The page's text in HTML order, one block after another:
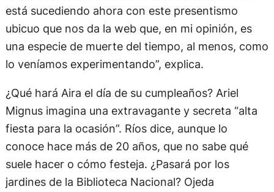
está sucediendo ahora con este presentismo
ubicuo que nos da la web que, en mi opinión, es
una especie de muerte del tiempo, al menos, como
lo veníamos experimentando”, explica.
¿Qué hará Aira el día de su cumpleaños? Ariel
Mignus imagina una extravagante y secreta “alta
fiesta para la ocasión”. Ríos dice, aunque lo
conoce hace más de 20 años, que no sabe qué
suele hacer o cómo festeja. ¿Pasará por los
jardines de la Biblioteca Nacional? Ojeda